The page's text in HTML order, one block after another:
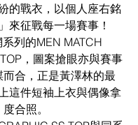
的戰衣，以個人座右銘
來征戰每一場賽事！
列的MEN MATCH
，圖案搶眼亦與賽事
而合，正是黃澤林的最
這件短袖上衣與偶像拿
度合照。